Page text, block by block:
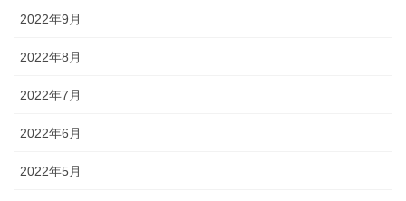
2022年9月
2022年8月
2022年7月
2022年6月
2022年5月